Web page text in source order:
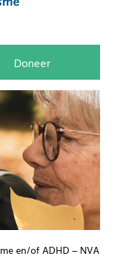
Doneer
en/of ADHD – NVA